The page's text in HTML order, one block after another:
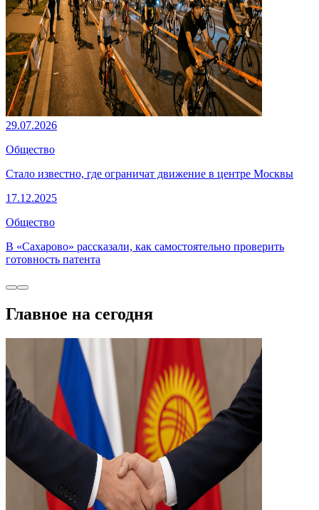
29.07.2026
Общество
Стало известно, где ограничат движение в центре Москвы
17.12.2025
Общество
В «Сахарово» рассказали, как самостоятельно проверить
готовность патента
Главное на сегодня